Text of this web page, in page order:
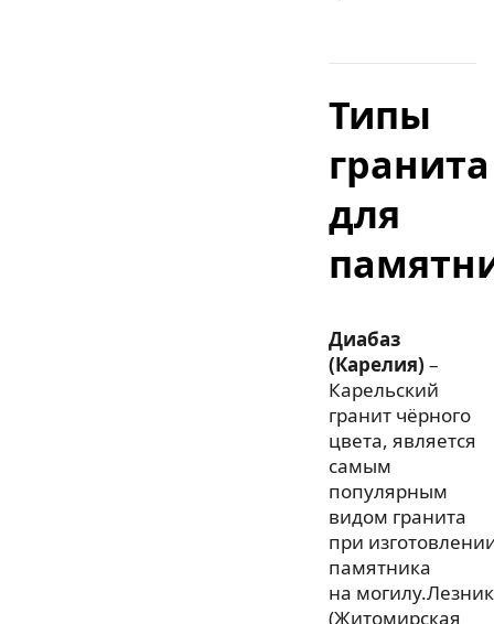
Типы
гранита
для
Диабаз
(Карелия) –
Карельский
гранит чёрного
цвета, является
самым
популярным
видом гранита
при
памятника
на
(Житомирская